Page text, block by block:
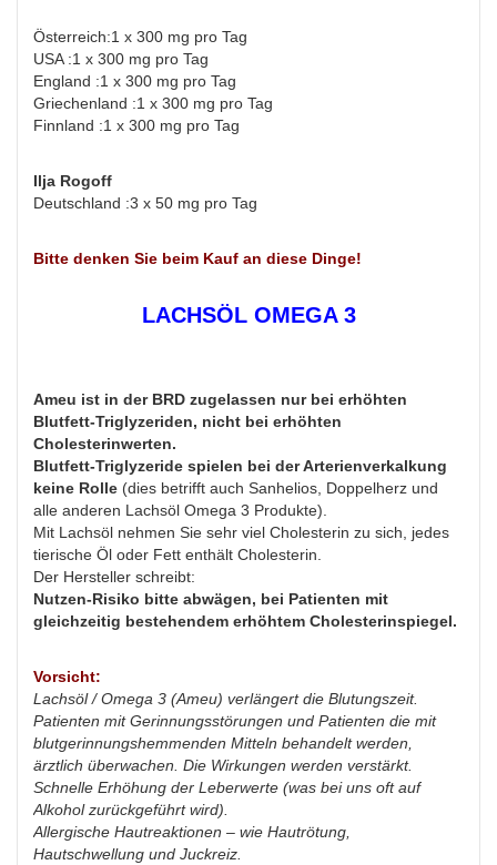
Österreich:1 x 300 mg pro Tag
USA :1 x 300 mg pro Tag
England :1 x 300 mg pro Tag
Griechenland :1 x 300 mg pro Tag
Finnland :1 x 300 mg pro Tag
Ilja Rogoff
Deutschland :3 x 50 mg pro Tag
Bitte denken Sie beim Kauf an diese Dinge!
LACHSÖL OMEGA 3
Ameu ist in der BRD zugelassen nur bei erhöhten
Blutfett-Triglyzeriden, nicht bei erhöhten
Cholesterinwerten.
Blutfett-Triglyzeride spielen bei der Arterienverkalkung
keine Rolle (dies betrifft auch Sanhelios, Doppelherz und
alle anderen Lachsöl Omega 3 Produkte).
Mit Lachsöl nehmen Sie sehr viel Cholesterin zu sich, jedes
tierische Öl oder Fett enthält Cholesterin.
Der Hersteller schreibt:
Nutzen-Risiko bitte abwägen, bei Patienten mit
gleichzeitig bestehendem erhöhtem Cholesterinspiegel.
Vorsicht:
Lachsöl / Omega 3 (Ameu) verlängert die Blutungszeit.
Patienten mit Gerinnungsstörungen und Patienten die mit
blutgerinnungshemmenden Mitteln behandelt werden,
ärztlich überwachen. Die Wirkungen werden verstärkt.
Schnelle Erhöhung der Leberwerte (was bei uns oft auf
Alkohol zurückgeführt wird).
Allergische Hautreaktionen – wie Hautrötung,
Hautschwellung und Juckreiz.